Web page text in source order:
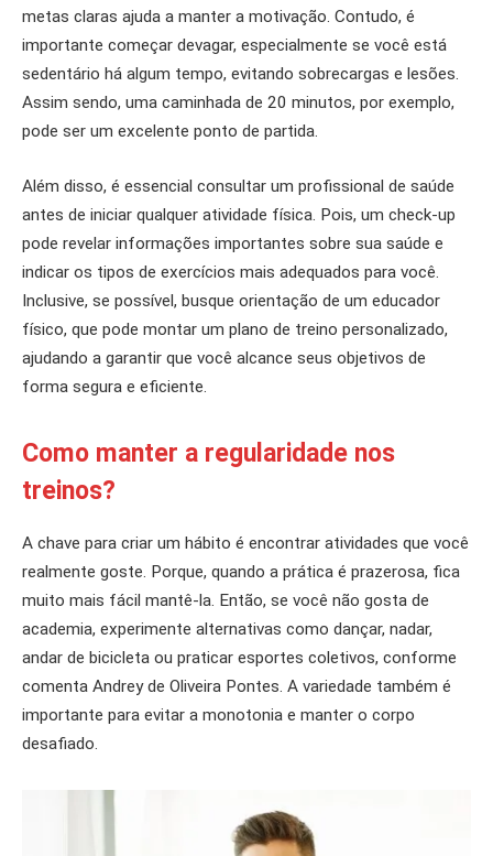
metas claras ajuda a manter a motivação. Contudo, é
importante começar devagar, especialmente se você está
sedentário há algum tempo, evitando sobrecargas e lesões.
Assim sendo, uma caminhada de 20 minutos, por exemplo,
pode ser um excelente ponto de partida.
Além disso, é essencial consultar um profissional de saúde
antes de iniciar qualquer atividade física. Pois, um check-up
pode revelar informações importantes sobre sua saúde e
indicar os tipos de exercícios mais adequados para você.
Inclusive, se possível, busque orientação de um educador
físico, que pode montar um plano de treino personalizado,
ajudando a garantir que você alcance seus objetivos de
forma segura e eficiente.
Como manter a regularidade nos
treinos?
A chave para criar um hábito é encontrar atividades que você
realmente goste. Porque, quando a prática é prazerosa, fica
muito mais fácil mantê-la. Então, se você não gosta de
academia, experimente alternativas como dançar, nadar,
andar de bicicleta ou praticar esportes coletivos, conforme
comenta Andrey de Oliveira Pontes. A variedade também é
importante para evitar a monotonia e manter o corpo
desafiado.